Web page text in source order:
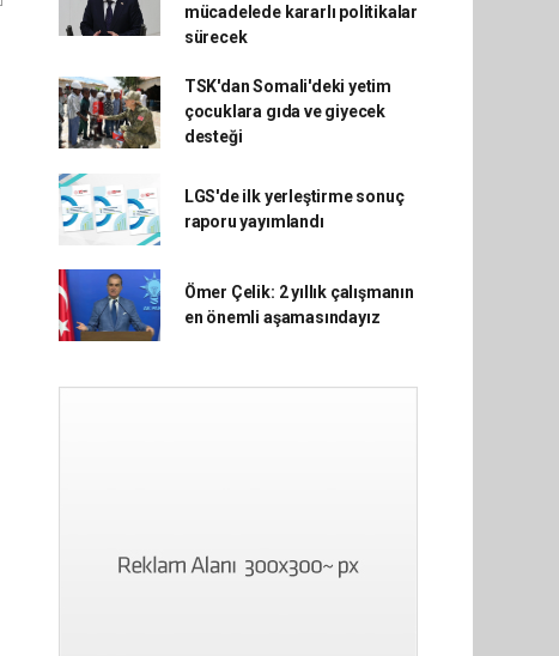
mücadelede kararlı politikalar
sürecek
TSK'dan Somali'deki yetim
çocuklara gıda ve giyecek
desteği
LGS'de ilk yerleştirme sonuç
raporu yayımlandı
Ömer Çelik: 2 yıllık çalışmanın
en önemli aşamasındayız